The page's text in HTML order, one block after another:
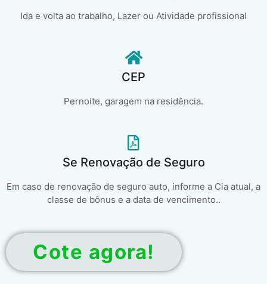
Ida e volta ao trabalho, Lazer ou Atividade profissional
CEP
Pernoite, garagem na residência.
Se Renovação de Seguro
Em caso de renovação de seguro auto, informe a Cia atual, a
classe de bônus e a data de vencimento..
Cote agora!